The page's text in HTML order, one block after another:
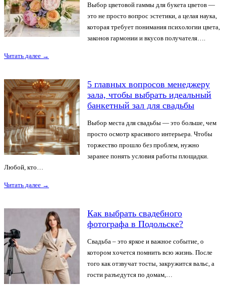
Выбор цветовой гаммы для букета цветов —
это не просто вопрос эстетики, а целая наука,
которая требует понимания психологии цвета,
законов гармонии и вкусов получателя….
Читать далее →
5 главных вопросов менеджеру
зала, чтобы выбрать идеальный
банкетный зал для свадьбы
Выбор места для свадьбы — это больше, чем
просто осмотр красивого интерьера. Чтобы
торжество прошло без проблем, нужно
заранее понять условия работы площадки.
Любой, кто…
Читать далее →
Как выбрать свадебного
фотографа в Подольске?
Свадьба – это яркое и важное событие, о
котором хочется помнить всю жизнь. После
того как отзвучат тосты, закружится вальс, а
гости разъедутся по домам,…